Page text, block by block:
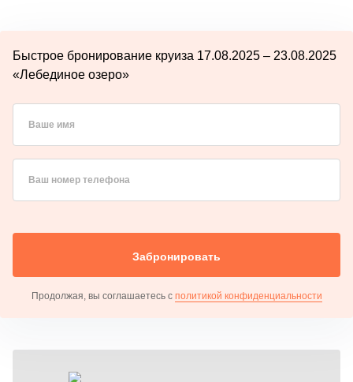
Быстрое бронирование круиза 17.08.2025 – 23.08.2025
«Лебединое озеро»
Ваше имя
Ваш номер телефона
Забронировать
Продолжая, вы соглашаетесь с политикой конфиденциальности